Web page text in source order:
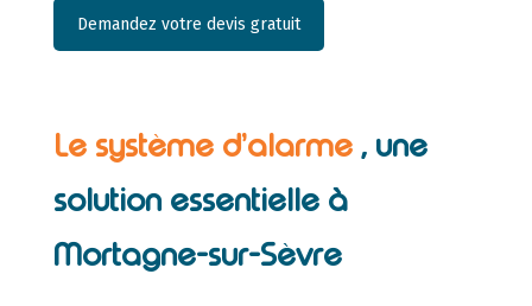
Demandez votre devis gratuit
Le système d’alarme , une
solution essentielle à
Mortagne-sur-Sèvre